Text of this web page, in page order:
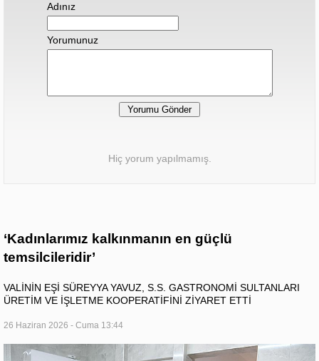
Adınız
Yorumunuz
Hiç yorum yapılmamış.
‘Kadınlarımız kalkınmanın en güçlü
temsilcileridir’
VALİNİN EŞİ SÜREYYA YAVUZ, S.S. GASTRONOMİ SULTANLARI
ÜRETİM VE İŞLETME KOOPERATİFİNİ ZİYARET ETTİ
26 Haziran 2026 - Cuma 13:44